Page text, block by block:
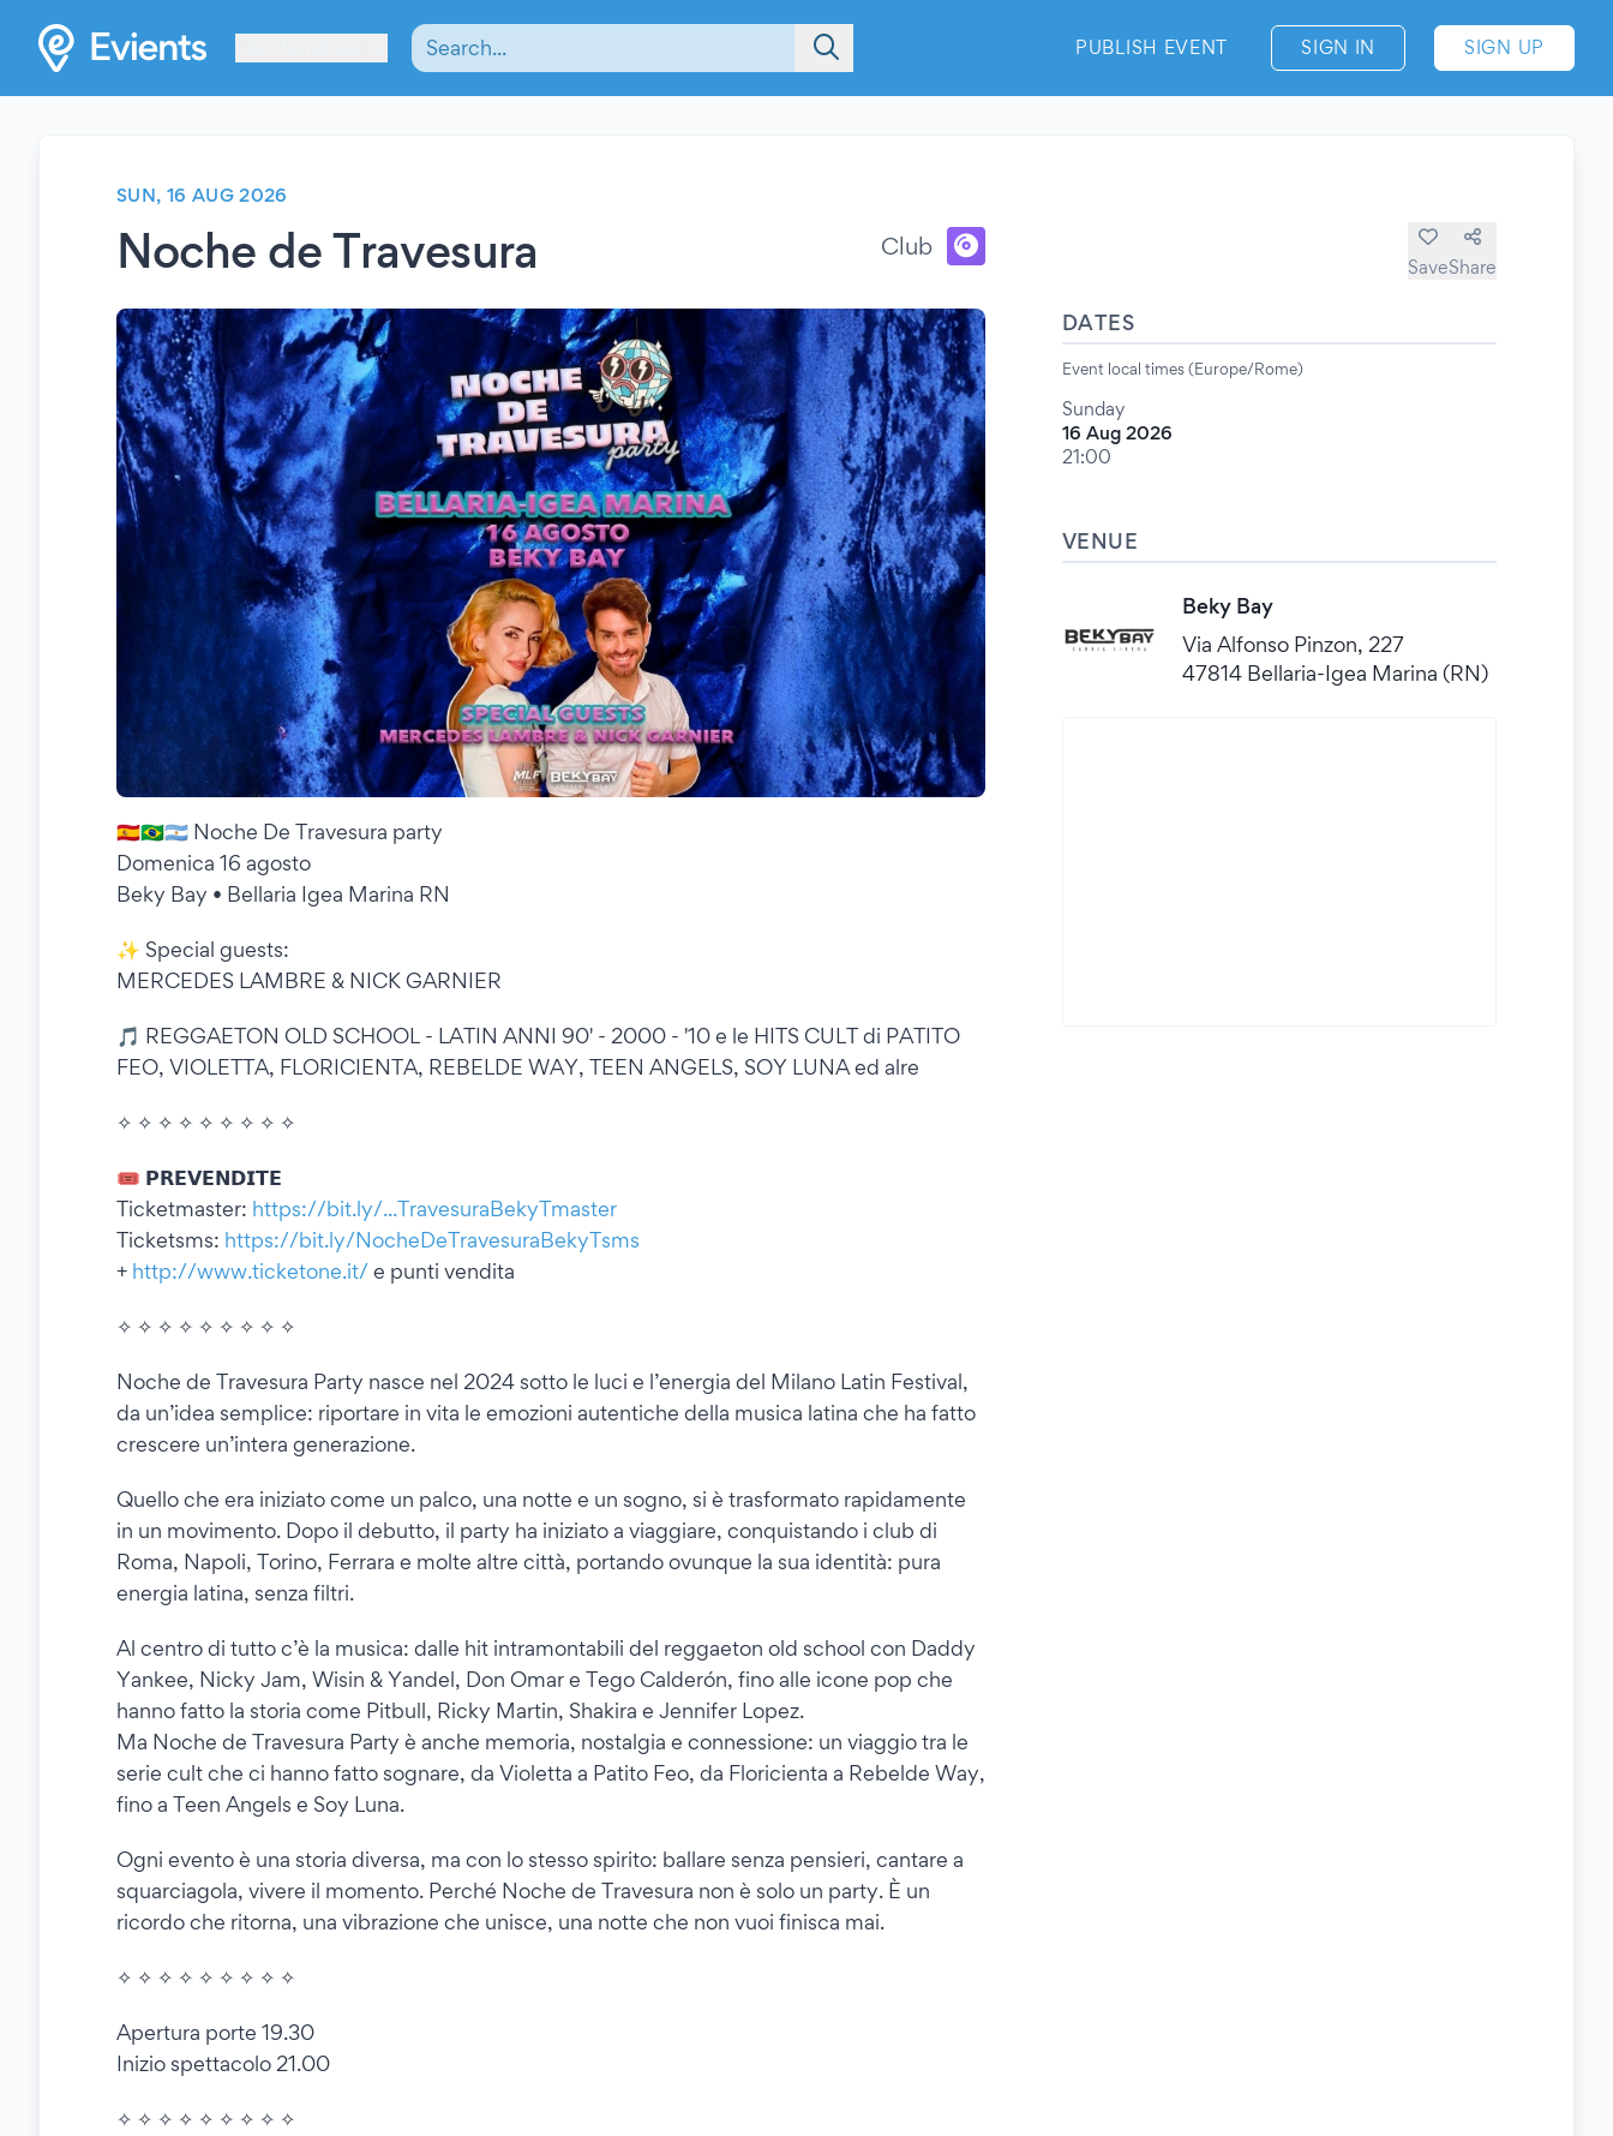
PUBLISH EVENT SIGN IN SIGN UP
SUN, 16 AUG 2026
Noche de Travesura Club
SaveShare
🇪🇸🇧🇷🇦🇷 Noche De Travesura party
Domenica 16 agosto
Beky Bay • Bellaria Igea Marina RN
✨ Special guests:
MERCEDES LAMBRE & NICK GARNIER
🎵 REGGAETON OLD SCHOOL - LATIN ANNI 90' - 2000 - '10 e le HITS CULT di PATITO
FEO, VIOLETTA, FLORICIENTA, REBELDE WAY, TEEN ANGELS, SOY LUNA ed alre
✧ ✧ ✧ ✧ ✧ ✧ ✧ ✧ ✧
🎟️ 𝗣𝗥𝗘𝗩𝗘𝗡𝗗𝗜𝗧𝗘
Ticketmaster: https://bit.ly/...TravesuraBekyTmaster
Ticketsms: https://bit.ly/NocheDeTravesuraBekyTsms
+ http://www.ticketone.it/e punti vendita
✧ ✧ ✧ ✧ ✧ ✧ ✧ ✧ ✧
Noche de Travesura Party nasce nel 2024 sotto le luci e l’energia del Milano Latin Festival,
da un’idea semplice: riportare in vita le emozioni autentiche della musica latina che ha fatto
crescere un’intera generazione.
Quello che era iniziato come un palco, una notte e un sogno, si è trasformato rapidamente
in un movimento. Dopo il debutto, il party ha iniziato a viaggiare, conquistando i club di
Roma, Napoli, Torino, Ferrara e molte altre città, portando ovunque la sua identità: pura
energia latina, senza filtri.
Al centro di tutto c’è la musica: dalle hit intramontabili del reggaeton old school con Daddy
Yankee, Nicky Jam, Wisin & Yandel, Don Omar e Tego Calderón, fino alle icone pop che
hanno fatto la storia come Pitbull, Ricky Martin, Shakira e Jennifer Lopez.
Ma Noche de Travesura Party è anche memoria, nostalgia e connessione: un viaggio tra le
serie cult che ci hanno fatto sognare, da Violetta a Patito Feo, da Floricienta a Rebelde Way,
fino a Teen Angels e Soy Luna.
Ogni evento è una storia diversa, ma con lo stesso spirito: ballare senza pensieri, cantare a
squarciagola, vivere il momento. Perché Noche de Travesura non è solo un party. È un
ricordo che ritorna, una vibrazione che unisce, una notte che non vuoi finisca mai.
✧ ✧ ✧ ✧ ✧ ✧ ✧ ✧ ✧
Apertura porte 19.30
Inizio spettacolo 21.00
✧ ✧ ✧ ✧ ✧ ✧ ✧ ✧ ✧
DATES
Event local times (Europe/Rome)
Sunday
16 Aug 2026
21:00
VENUE
Beky Bay
Via Alfonso Pinzon, 227
47814 Bellaria-Igea Marina (RN)